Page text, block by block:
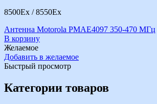
8500Ex / 8550Ex
Антенна Motorola PMAE4097 350-470 МГц
В корзину
Желаемое
Добавить в желаемое
Быстрый просмотр
Категории товаров